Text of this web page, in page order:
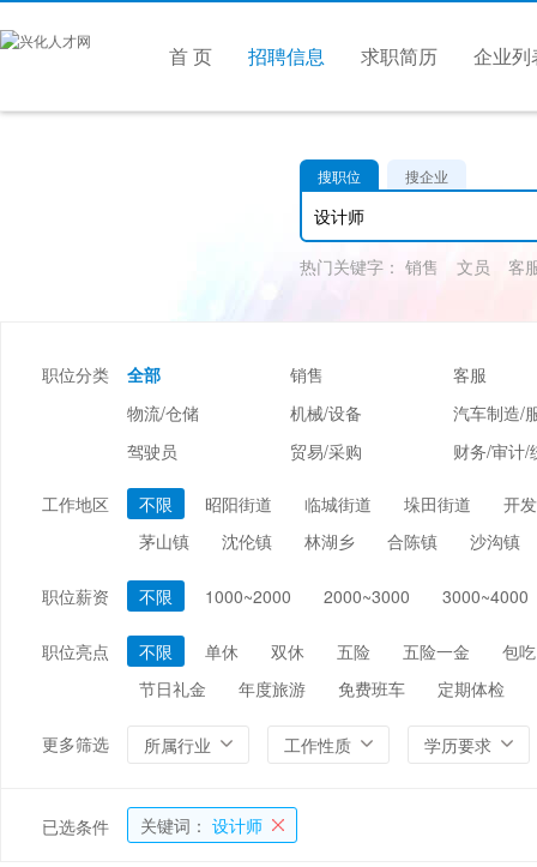
首 页 招聘信息 求职简历 企业列
搜职位 搜企业
热门关键字： 销售 文员 客
职位分类 全部 销售
客服
物流/仓储
机械/设备
汽车制造/
驾驶员
贸易/采购
财务/审计/
美容/美发
市场/媒介/公关
广告/会展/咨询
服装/纺织
能源/电力/矿产
环保
工作地区 不限 昭阳街道 临城街道 垛田街道
开
茅山镇
沈伦镇 林湖乡 合陈镇 沙沟镇
职位薪资 不限 1000~2000 2000~3000 3000~4000
职位亮点 不限 单休 双休 五险 五险一金
包吃
节日礼金
年度旅游 免费班车 定期体检
更多筛选 所属行业 工作性质 学历要求
已选条件 关键词： 设计师